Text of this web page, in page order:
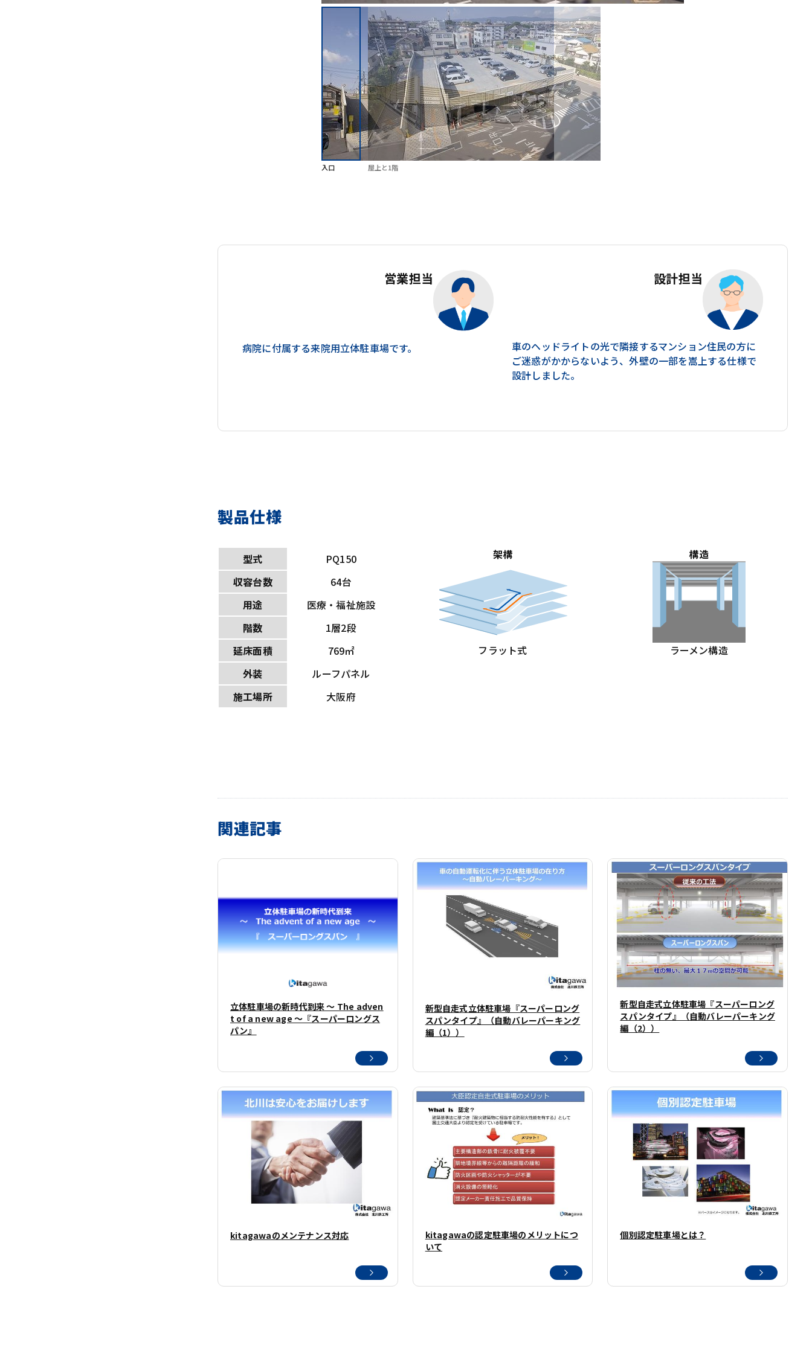
入口 屋上と1階
営業担当
病院に付属する来院用立体駐車場です。
設計担当
車のヘッドライトの光で隣接するマンション住民の方に
ご迷惑がかからないよう、外壁の一部を嵩上する仕様で
設計しました。
製品仕様
型式
PQ150
収容台数
64台
用途
医療・福祉施設
階数
1層2段
延床面積
769㎡
外装
ルーフパネル
施工場所
大阪府
架構
フラット式
構造
ラーメン構造
関連記事
立体駐車場の新時代到来 ～ The adven
t of a new age ～『スーパーロングス
パン』
新型自走式立体駐車場『スーパーロング
スパンタイプ』（自動バレーパーキング
編（1））
新型自走式立体駐車場『スーパーロング
スパンタイプ』（自動バレーパーキング
編（2））
kitagawaのメンテナンス対応
kitagawaの認定駐車場のメリットにつ
いて
個別認定駐車場とは？